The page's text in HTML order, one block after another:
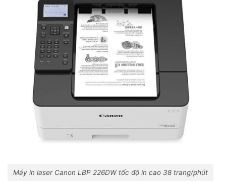
Máy in laser Canon LBP 226DW tốc độ in cao 38 trang/phút